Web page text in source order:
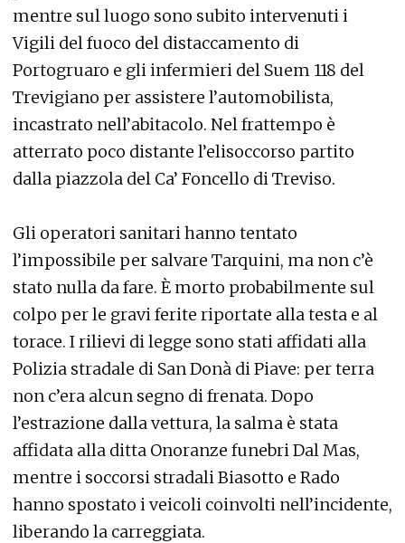
mentre sul luogo sono subito intervenuti i
Vigili del fuoco del distaccamento di
Portogruaro e gli infermieri del Suem 118 del
Trevigiano per assistere l’automobilista,
incastrato nell’abitacolo. Nel frattempo è
atterrato poco distante l’elisoccorso partito
dalla piazzola del Ca’ Foncello di Treviso.
Gli operatori sanitari hanno tentato
l’impossibile per salvare Tarquini, ma non c’è
stato nulla da fare. È morto probabilmente sul
colpo per le gravi ferite riportate alla testa e al
torace. I rilievi di legge sono stati affidati alla
Polizia stradale di San Donà di Piave: per terra
non c’era alcun segno di frenata. Dopo
l’estrazione dalla vettura, la salma è stata
affidata alla ditta Onoranze funebri Dal Mas,
mentre i soccorsi stradali Biasotto e Rado
hanno spostato i veicoli coinvolti nell’incidente,
liberando la carreggiata.